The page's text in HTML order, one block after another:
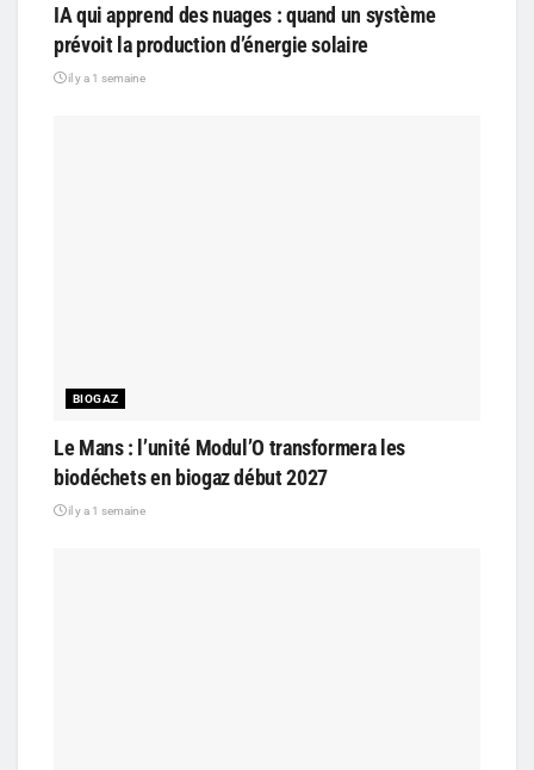
IA qui apprend des nuages : quand un système
prévoit la production d’énergie solaire
il y a 1 semaine
BIOGAZ
Le Mans : l’unité Modul’O transformera les
biodéchets en biogaz début 2027
il y a 1 semaine